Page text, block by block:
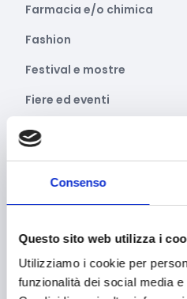
Consenso
Questo sito web utilizza i
Utilizziamo i cookie per
funzionalità dei social media
Farmacia e/o chimica
Fashion
Festival e mostre
Fiere ed eventi
Formazione e lavoro
Fotovoltaico
Gastronomia
Green economy
Impianti sportivi